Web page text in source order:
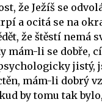
že Ježíš se
a ocitá se na
že štěstí nemá
mám-li se dobře,
jistý,
mám-li dobrý
by tomu tak